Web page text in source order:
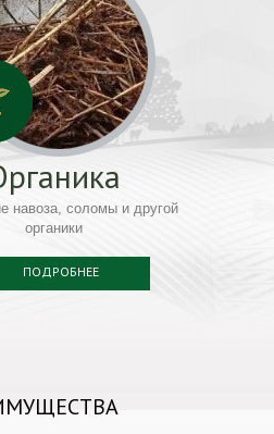
навоза, соломы и другой
органики
ПОДРОБНЕЕ